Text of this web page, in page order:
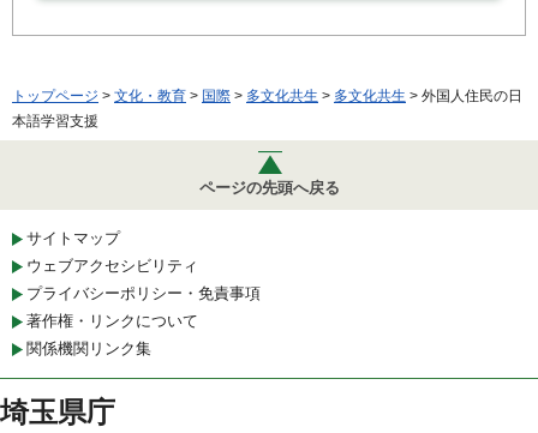
トップページ > 文化・教育 > 国際 > 多文化共生 > 多文化共生 > 外国人住民の日
本語学習支援
ページの先頭へ戻る
サイトマップ
ウェブアクセシビリティ
プライバシーポリシー・免責事項
著作権・リンクについて
関係機関リンク集
埼玉県庁